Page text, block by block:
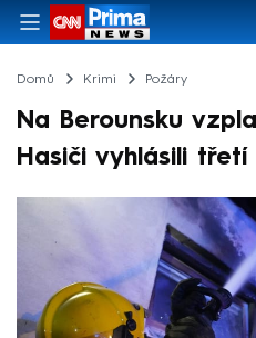
Domů Krimi Požáry
Na Berounsku
Hasiči vyhlásili